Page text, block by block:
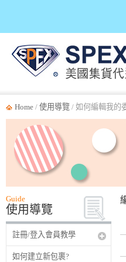
Home / 使用導覽 / 如何編輯我的
Guide
使用導覽
註冊/登入會員教學
如何建立新包裹?